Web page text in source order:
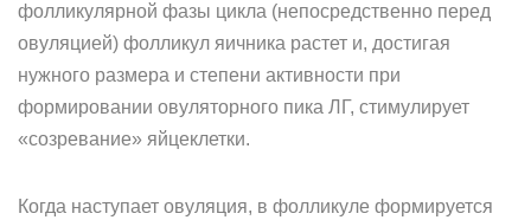
фолликулярной фазы цикла (непосредственно перед
овуляцией) фолликул яичника растет и, достигая
нужного размера и степени активности при
формировании овуляторного пика ЛГ, стимулирует
«созревание» яйцеклетки.
Когда наступает овуляция, в фолликуле формируется